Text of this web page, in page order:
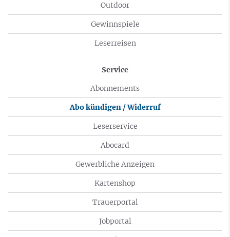
Outdoor
Gewinnspiele
Leserreisen
Service
Abonnements
Abo kündigen / Widerruf
Leserservice
Abocard
Gewerbliche Anzeigen
Kartenshop
Trauerportal
Jobportal